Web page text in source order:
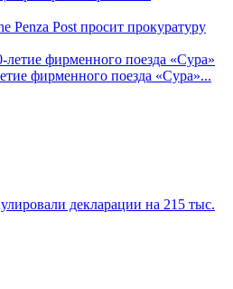
Penza Post просит прокуратуру
фирменного поезда «Сура»...
декларации на 215 тыс.